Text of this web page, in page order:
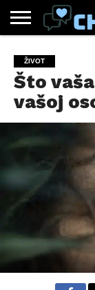
CHAT.HR
ZABAVA
ŽIVOT
VIRALNO
ŽIVOT
Što
vašoj